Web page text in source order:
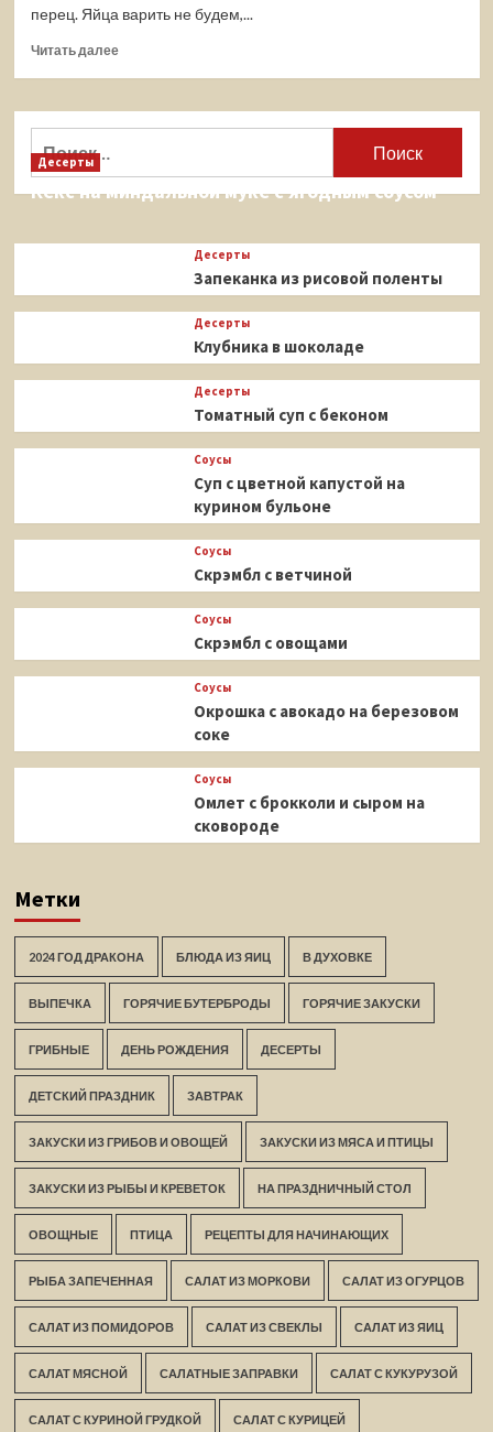
горошком
перец. Яйца варить не будем,...
Читать далееПрочитать
Салат
из
желудков
с
Десерты
Кекс на миндальной муке с ягодным соусом
Десерты
Запеканка из рисовой поленты
Десерты
Клубника в шоколаде
Десерты
Томатный суп с беконом
Соусы
Суп с цветной капустой на
курином бульоне
Соусы
Скрэмбл с ветчиной
Соусы
Скрэмбл с овощами
Соусы
Окрошка с авокадо на березовом
соке
Соусы
Омлет с брокколи и сыром на
сковороде
Метки
2024 ГОД ДРАКОНА БЛЮДА ИЗ ЯИЦ В ДУХОВКЕ
ВЫПЕЧКА ГОРЯЧИЕ БУТЕРБРОДЫ ГОРЯЧИЕ ЗАКУСКИ
ГРИБНЫЕ ДЕНЬ РОЖДЕНИЯ ДЕСЕРТЫ
ДЕТСКИЙ ПРАЗДНИК ЗАВТРАК
ЗАКУСКИ ИЗ ГРИБОВ И ОВОЩЕЙ ЗАКУСКИ ИЗ МЯСА И ПТИЦЫ
ЗАКУСКИ ИЗ РЫБЫ И КРЕВЕТОК НА ПРАЗДНИЧНЫЙ СТОЛ
ОВОЩНЫЕ ПТИЦА РЕЦЕПТЫ ДЛЯ НАЧИНАЮЩИХ
РЫБА ЗАПЕЧЕННАЯ САЛАТ ИЗ МОРКОВИ САЛАТ ИЗ ОГУРЦОВ
САЛАТ ИЗ ПОМИДОРОВ САЛАТ ИЗ СВЕКЛЫ САЛАТ ИЗ ЯИЦ
САЛАТ МЯСНОЙ САЛАТНЫЕ ЗАПРАВКИ САЛАТ С КУКУРУЗОЙ
САЛАТ С КУРИНОЙ ГРУДКОЙ САЛАТ С КУРИЦЕЙ